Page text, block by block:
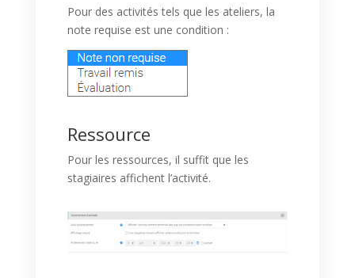
Pour des activités tels que les ateliers, la
note requise est une condition :
Ressource
Pour les ressources, il suffit que les
stagiaires affichent l’activité.